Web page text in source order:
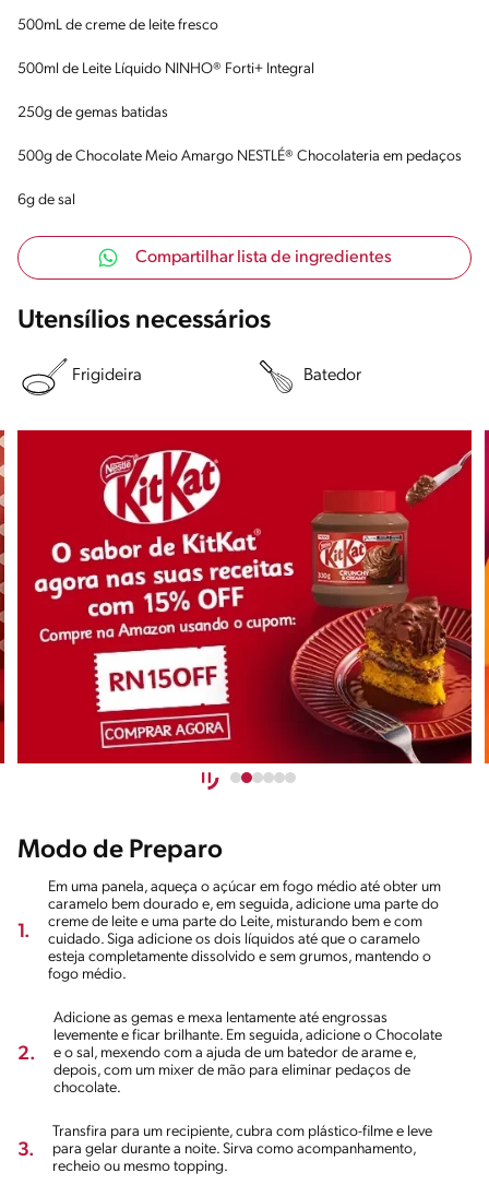
500mL de creme de leite fresco
500ml de Leite Líquido NINHO® Forti+ Integral
250g de gemas batidas
500g de Chocolate Meio Amargo NESTLÉ® Chocolateria em pedaços
6g de sal
Compartilhar lista de ingredientes
Utensílios necessários
Frigideira Batedor
Modo de Preparo
1.
Em uma panela, aqueça o açúcar em fogo médio até obter um
caramelo bem dourado e, em seguida, adicione uma parte do
creme de leite e uma parte do Leite, misturando bem e com
cuidado. Siga adicione os dois líquidos até que o caramelo
esteja completamente dissolvido e sem grumos, mantendo o
fogo médio.
2.
Adicione as gemas e mexa lentamente até engrossas
levemente e ficar brilhante. Em seguida, adicione o Chocolate
e o sal, mexendo com a ajuda de um batedor de arame e,
depois, com um mixer de mão para eliminar pedaços de
chocolate.
3.
Transfira para um recipiente, cubra com plástico-filme e leve
para gelar durante a noite. Sirva como acompanhamento,
recheio ou mesmo topping.